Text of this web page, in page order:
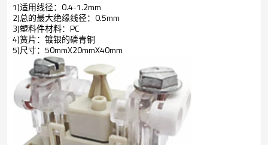
1)适用线径： 0.4-1.2mm
2)总的最大绝缘线径： 0.5mm
3)塑料件材料： PC
4)簧片：镀银的磷青铜
5)尺寸： 50mmX20mmX40mm